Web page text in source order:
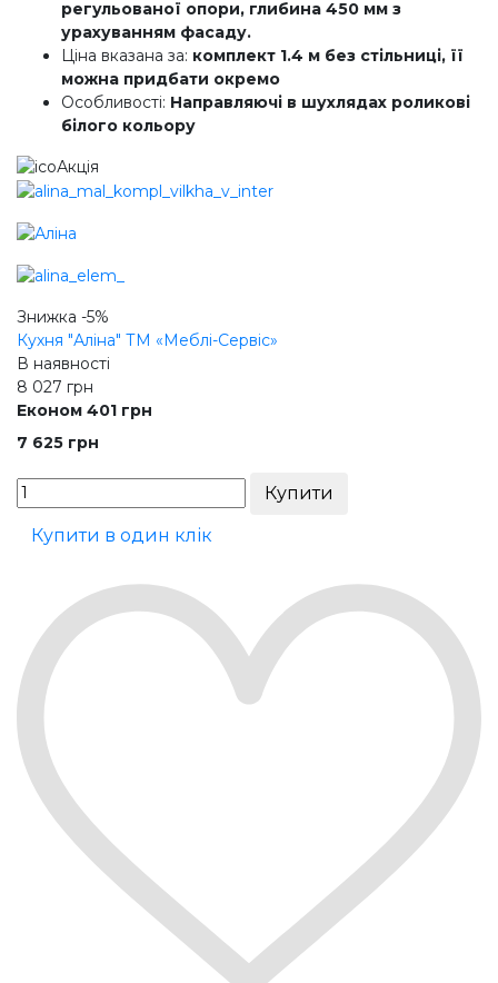
регульованої опори, глибина 450 мм з
урахуванням фасаду.
Ціна вказана за: комплект 1.4 м без стільниці, її
можна придбати окремо
Особливості: Направляючі в шухлядах роликові
білого кольору
Акція
Знижка -5%
Кухня "Аліна" ТМ «Меблі-Сервіс»
В наявності
8 027 грн
Економ 401 грн
7 625 грн
Купити в один клік